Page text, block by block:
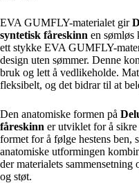
EVA GUMFLY-materialet gir
syntetisk fåreskinn en sømløs
ett stykke EVA GUMFLY-
design uten sømmer. Denne
bruk og lett å vedlikeholde.
fleksibelt, og det bidrar til at
Den anatomiske formen på
fåreskinn er utviklet for å sikre
formet for å følge hestens ben,
anatomiske utformingen
der materialets
og støt.